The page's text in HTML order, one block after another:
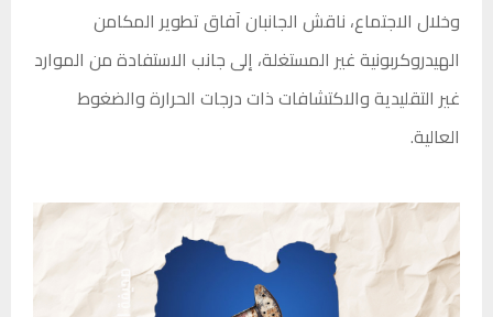
وخلال الاجتماع، ناقش الجانبان آفاق تطوير المكامن
الهيدروكربونية غير المستغلة، إلى جانب الاستفادة من الموارد
غير التقليدية والاكتشافات ذات درجات الحرارة والضغوط
العالية.